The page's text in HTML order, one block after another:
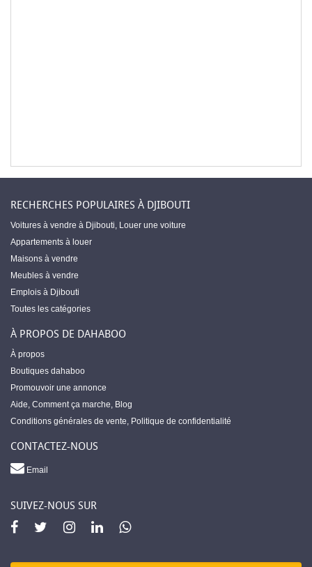
RECHERCHES POPULAIRES À DJIBOUTI
Voitures à vendre à Djibouti, Louer une voiture
Appartements à louer
Maisons à vendre
Meubles à vendre
Emplois à Djibouti
Toutes les catégories
À PROPOS DE DAHABOO
À propos
Boutiques dahaboo
Promouvoir une annonce
Aide, Comment ça marche, Blog
Conditions générales de vente, Politique de confidentialité
CONTACTEZ-NOUS
Email
SUIVEZ-NOUS SUR